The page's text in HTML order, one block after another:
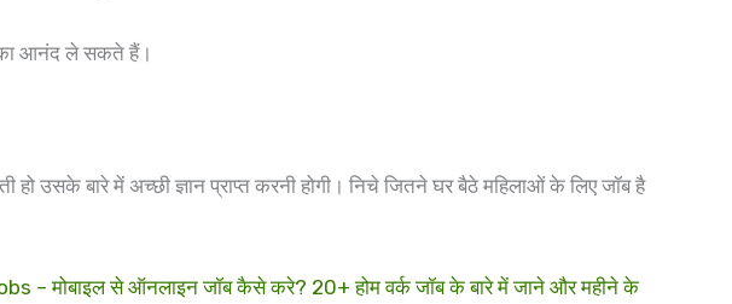
का आनंद ले सकते हैं।
उसके बारे में अच्छी ज्ञान प्राप्त करनी होगी। निचे जितने घर बैठे महिलाओं के लिए जॉब है
– मोबाइल से ऑनलाइन जॉब कैसे करे? 20+ होम वर्क जॉब के बारे में जाने और महीने के